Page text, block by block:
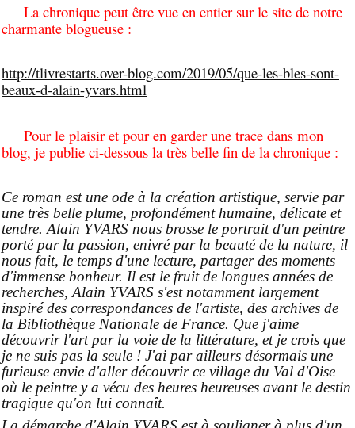
La chronique peut être vue en entier sur le site de notre
charmante blogueuse :
http://tlivrestarts.over-blog.com/2019/05/que-les-bles-sont-
beaux-d-alain-yvars.html
Pour le plaisir et pour en garder une trace dans mon
blog, je publie ci-dessous la très belle fin de la chronique :
Ce roman est une ode à la création artistique, servie par
une très belle plume, profondément humaine, délicate et
tendre. Alain YVARS nous brosse le portrait d'un peintre
porté par la passion, enivré par la beauté de la nature, il
nous fait, le temps d'une lecture, partager des moments
d'immense bonheur. Il est le fruit de longues années de
recherches, Alain YVARS s'est notamment largement
inspiré des correspondances de l'artiste, des archives de
la Bibliothèque Nationale de France. Que j'aime
découvrir l'art par la voie de la littérature, et je crois que
je ne suis pas la seule ! J'ai par ailleurs désormais une
furieuse envie d'aller découvrir ce village du Val d'Oise
où le peintre y a vécu des heures heureuses avant le destin
tragique qu'on lui connaît.